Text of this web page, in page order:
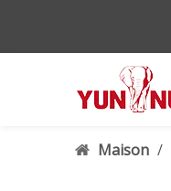
Maison /